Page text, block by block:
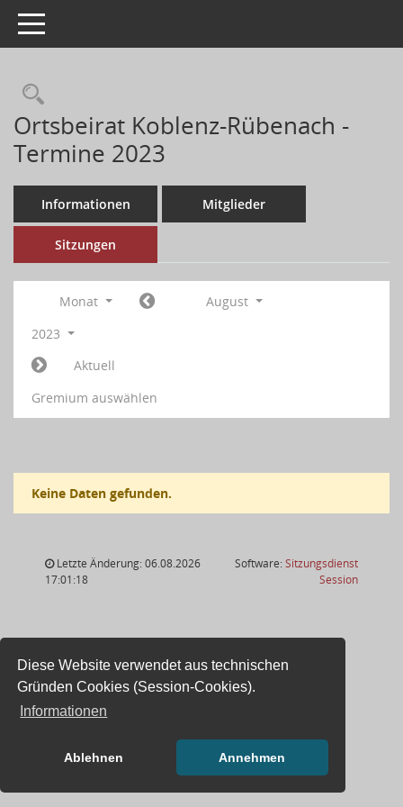
Diese Website verwendet aus technischen
Gründen Cookies (Session-Cookies).
Informationen
Ablehnen Annehmen
Toggle navigation
Ortsbeirat Koblenz-Rübenach -
Termine 2023
Informationen Mitglieder
Sitzungen
Monat
August
2023
Aktuell
Gremium auswählen
Keine Daten gefunden.
Letzte Änderung: 06.08.2026
17:01:18
Software:Sitzungsdienst
Session(Wird in